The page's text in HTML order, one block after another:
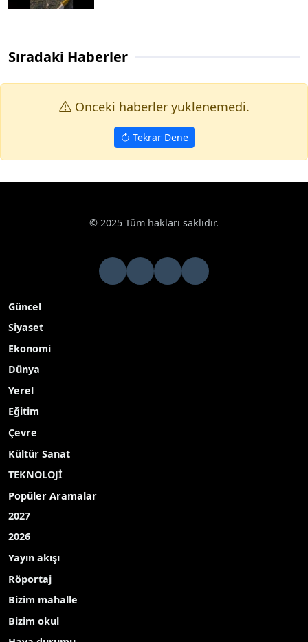
Sıradaki Haberler
Onceki haberler yuklenemedi.
Tekrar Dene
Asayiş Beyşehir’de otomobil araziye savruldu: 2
Konya’nın Beyşehir ilçesinde otomobilin yoldan çıkarak
araziye savrulması sonucu meydana gelen kazada karı koca
Yayınlanma Tarihi: 15.11.2025 11:53
Kaza, Beyşehir Antalya karayolunun 7.
kilometresinde yaşandı. Edinilen bilgiye göre,
M.Ç. (65) yönetimindeki 42 AAT 002 plakalı